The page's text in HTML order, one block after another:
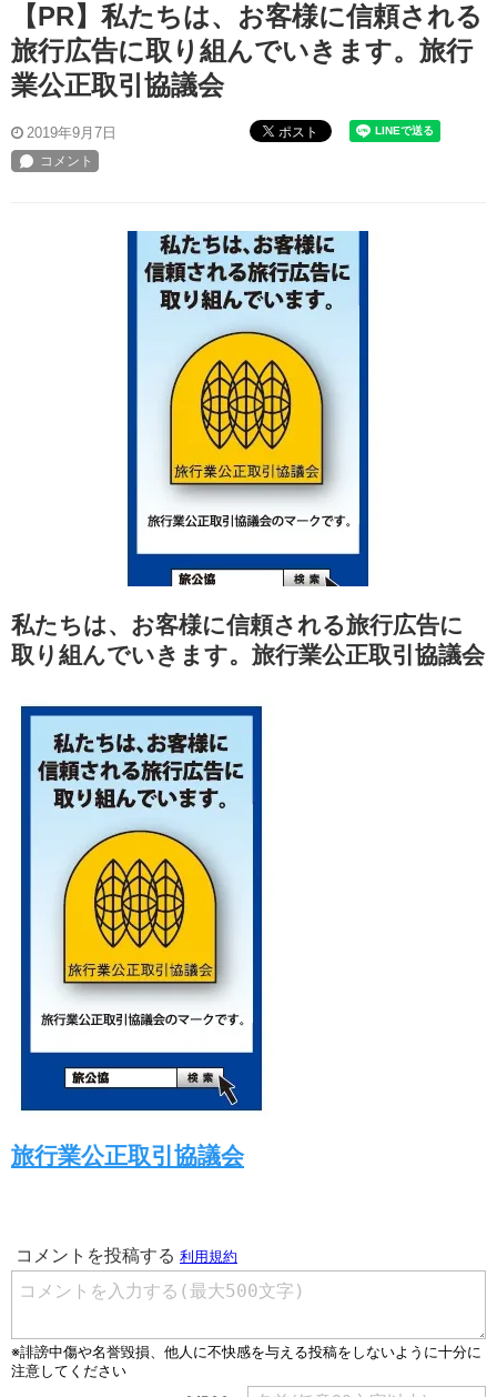
【PR】私たちは、お客様に信頼される
旅行広告に取り組んでいきます。旅行
業公正取引協議会
2019年9月7日 ポスト
私たちは、お客様に信頼される旅行広告に
取り組んでいきます。旅行業公正取引協議会
旅行業公正取引協議会